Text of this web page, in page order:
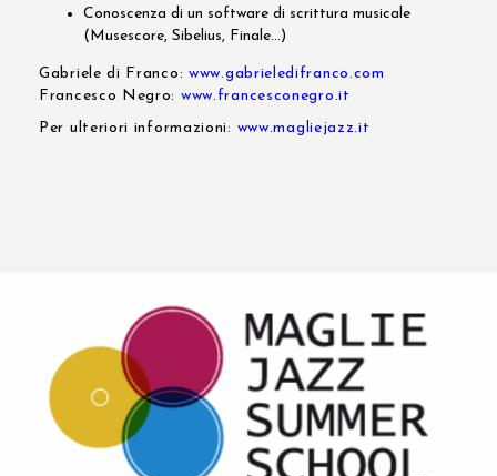
Conoscenza di un software di scrittura musicale
(Musescore, Sibelius, Finale…)
Gabriele di Franco: www.gabrieledifranco.com
Francesco Negro: www.francesconegro.it
Per ulteriori informazioni: www.magliejazz.it